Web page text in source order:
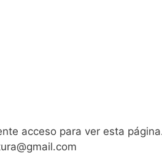
acceso para ver esta